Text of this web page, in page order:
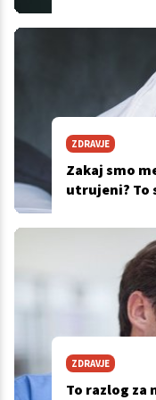
ZDRAVJE
Zakaj smo
utrujeni? To
ZDRAVJE
To razlog